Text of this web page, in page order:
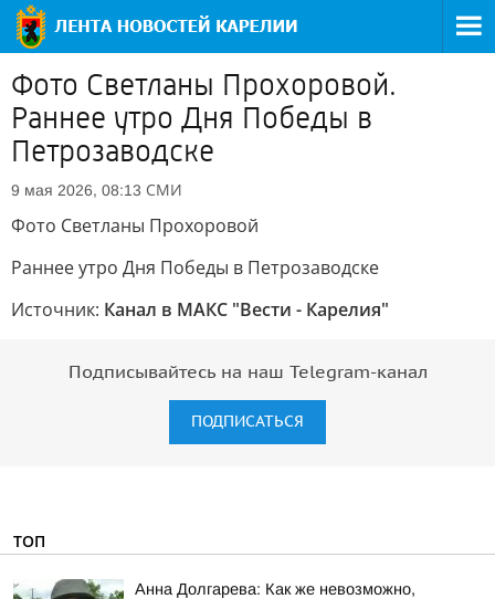
Фото Светланы Прохоровой.
Раннее утро Дня Победы в
Петрозаводске
9 мая 2026, 08:13 СМИ
Фото Светланы Прохоровой
Раннее утро Дня Победы в Петрозаводске
Источник: Канал в МАКС "Вести - Карелия"
Подписывайтесь на наш Telegram-канал
ПОДПИСАТЬСЯ
ТОП
Анна Долгарева: Как же невозможно,